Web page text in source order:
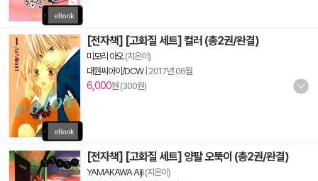
[전자책] [고화질 세트] 컬러 (총2권/완결)
미모리 아오(지은이)
대원씨아이/DCW| 2017년 06월
6,000원 (300원)
[전자책] [고화질 세트] 양팔 오뚝이 (총2권/완결)
YAMAKAWA Aiji (지은이)